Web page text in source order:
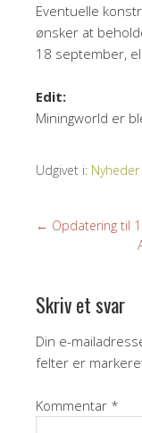
Eventuelle
ønsker at
18 september,
Edit:
Miningworld er
Udgivet i: Nyheder
← Opdatering til
Skriv et svar
Din e-
felter er
Kommentar *